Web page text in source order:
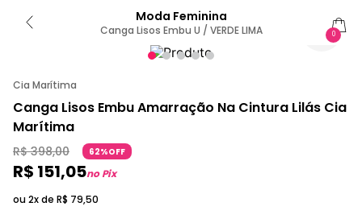
Moda Feminina
Canga Lisos Embu U / VERDE LIMA 0
Cia Marítima
Canga Lisos Embu Amarração Na Cintura Lilás Cia
Marítima
R$ 398,00 62%OFF
R$ 151,05no Pix
ou 2x de R$ 79,50